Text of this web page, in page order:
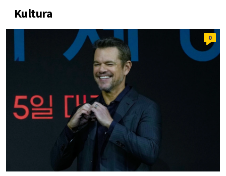
Kultura
0